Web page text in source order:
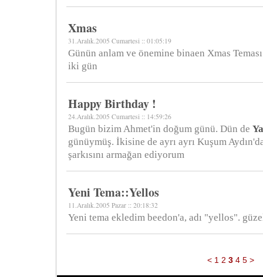
Xmas
31.Aralık.2005 Cumartesi :: 01:05:19
Günün anlam ve önemine binaen Xmas
iki gün
Happy Birthday !
24.Aralık.2005 Cumartesi :: 14:59:26
Bugün bizim Ahmet'in doğum günü. Dün de
günüymüş. İkisine de ayrı ayrı Kuşum
şarkısını armağan ediyorum
Yeni Tema::Yellos
11.Aralık.2005 Pazar :: 20:18:32
Yeni tema ekledim beedon'a, adı "yellos".
< 1 2 3 4 5 >